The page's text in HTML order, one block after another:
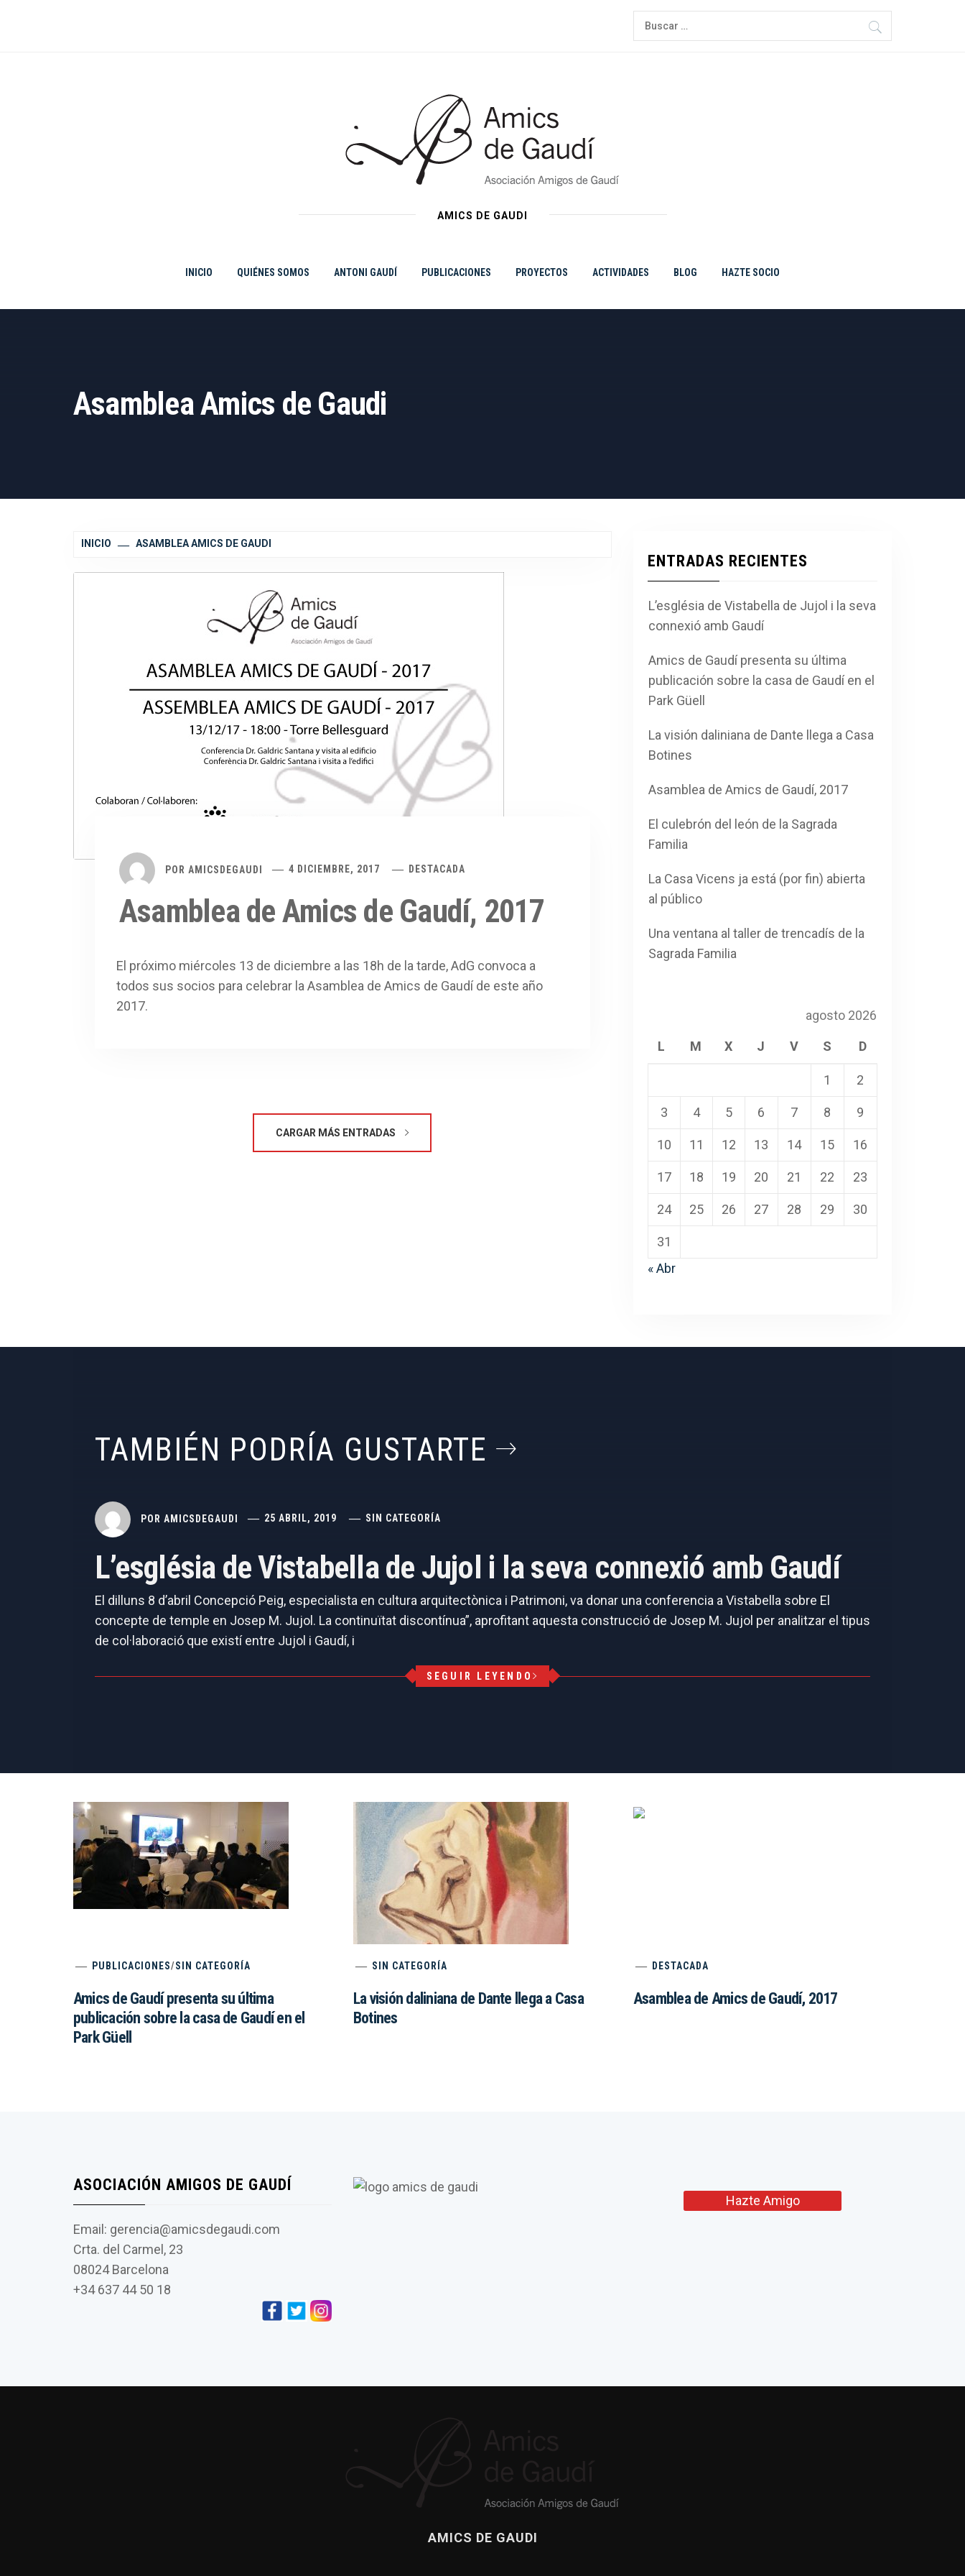
Buscar:
AMICS DE GAUDI
INICIO QUIÉNES SOMOS ANTONI GAUDÍ PUBLICACIONES PROYECTOS ACTIVIDADES BLOG HAZTE SOCIO
Asamblea Amics de Gaudi
INICIO ASAMBLEA AMICS DE GAUDI
POR AMICSDEGAUDI 4 DICIEMBRE, 2017 DESTACADA
Asamblea de Amics de Gaudí, 2017
El próximo miércoles 13 de diciembre a las 18h de la tarde, AdG convoca a
todos sus socios para celebrar la Asamblea de Amics de Gaudí de este año
2017.
CARGAR MÁS ENTRADAS
ENTRADAS RECIENTES
L’església de Vistabella de Jujol i la seva
connexió amb Gaudí
Amics de Gaudí presenta su última
publicación sobre la casa de Gaudí en el
Park Güell
La visión daliniana de Dante llega a Casa
Botines
Asamblea de Amics de Gaudí, 2017
El culebrón del león de la Sagrada
Familia
La Casa Vicens ja está (por fin) abierta
al público
Una ventana al taller de trencadís de la
Sagrada Familia
agosto 2026
L M X J V S D
1 2
3 4 5 6 7 8 9
10 11 12 13 14 15 16
17 18 19 20 21 22 23
24 25 26 27 28 29 30
31
« Abr
TAMBIÉN PODRÍA GUSTARTE
POR AMICSDEGAUDI 25 ABRIL, 2019 SIN CATEGORÍA
L’església de Vistabella de Jujol i la seva connexió amb Gaudí
El dilluns 8 d’abril Concepció Peig, especialista en cultura arquitectònica i Patrimoni, va donar una conferencia a Vistabella sobre El
concepte de temple en Josep M. Jujol. La continuïtat discontínua”, aprofitant aquesta construcció de Josep M. Jujol per analitzar el tipus
de col·laboració que existí entre Jujol i Gaudí, i
SEGUIR LEYENDO
PUBLICACIONES/SIN CATEGORÍA
Amics de Gaudí presenta su última
publicación sobre la casa de Gaudí en el
Park Güell
SIN CATEGORÍA
La visión daliniana de Dante llega a Casa
Botines
DESTACADA
Asamblea de Amics de Gaudí, 2017
ASOCIACIÓN AMIGOS DE GAUDÍ
Email: gerencia@amicsdegaudi.com
Crta. del Carmel, 23
08024 Barcelona
+34 637 44 50 18
Hazte Amigo
AMICS DE GAUDI
Asamblea de Amics de Gaudí, 2017